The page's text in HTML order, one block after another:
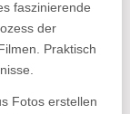
faszinierende
der
Praktisch
Fotos erstellen